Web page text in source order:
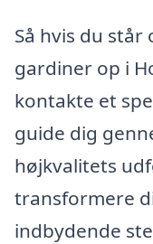
Så hvis du
gardiner op i
kontakte et
guide dig
højkvalitets
transformere
indbydende